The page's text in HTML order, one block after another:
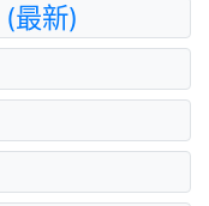
(最新)